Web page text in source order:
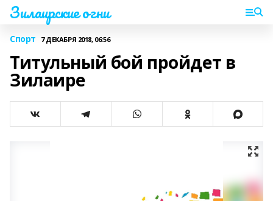
Зилаирские огни
Спорт 7 ДЕКАБРЯ 2018, 06:56
Титульный бой пройдет в
Зилаире